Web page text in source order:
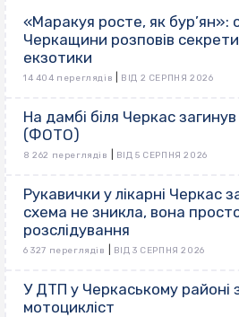
«Маракуя росте, як бур’ян»:
Черкащини розповів
екзотики
14 404 переглядів ВІД 2 СЕРПНЯ 2026
На дамбі біля Черкас
(ФОТО)
8 262 переглядів ВІД 5 СЕРПНЯ 2026
Рукавички у лікарні Черкас
схема не зникла, вона
розслідування
6 327 переглядів ВІД 3 СЕРПНЯ 2026
У ДТП у Черкаському районі
мотоцикліст